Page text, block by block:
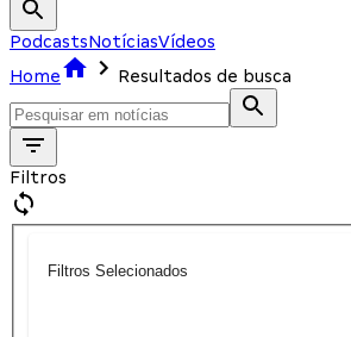
PodcastsNotíciasVídeos
Home
Resultados de busca
Filtros
Filtros Selecionados